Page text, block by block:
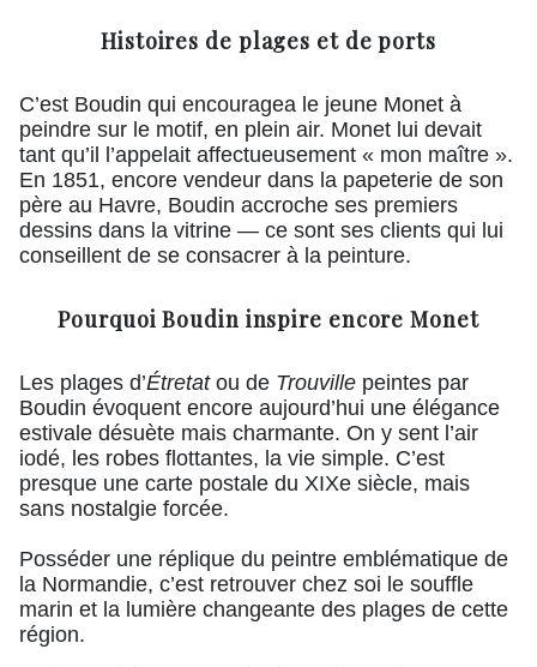
Histoires de plages et de ports
C’est Boudin qui encouragea le jeune Monet à
peindre sur le motif, en plein air. Monet lui devait
tant qu’il l’appelait affectueusement « mon maître ».
En 1851, encore vendeur dans la papeterie de son
père au Havre, Boudin accroche ses premiers
dessins dans la vitrine — ce sont ses clients qui lui
conseillent de se consacrer à la peinture.
Pourquoi Boudin inspire encore Monet
Les plages d’Étretatou de Trouville peintes par
Boudin évoquent encore aujourd’hui une élégance
estivale désuète mais charmante. On y sent l’air
iodé, les robes flottantes, la vie simple. C’est
presque une carte postale du XIXe siècle, mais
sans nostalgie forcée.
Posséder une réplique du peintre emblématique de
la Normandie, c’est retrouver chez soi le souffle
marin et la lumière changeante des plages de cette
région.